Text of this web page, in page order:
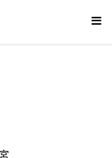
厚-鵝娘的後宮